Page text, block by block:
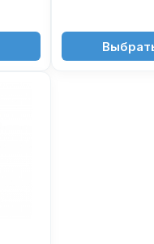
10'550 ₽